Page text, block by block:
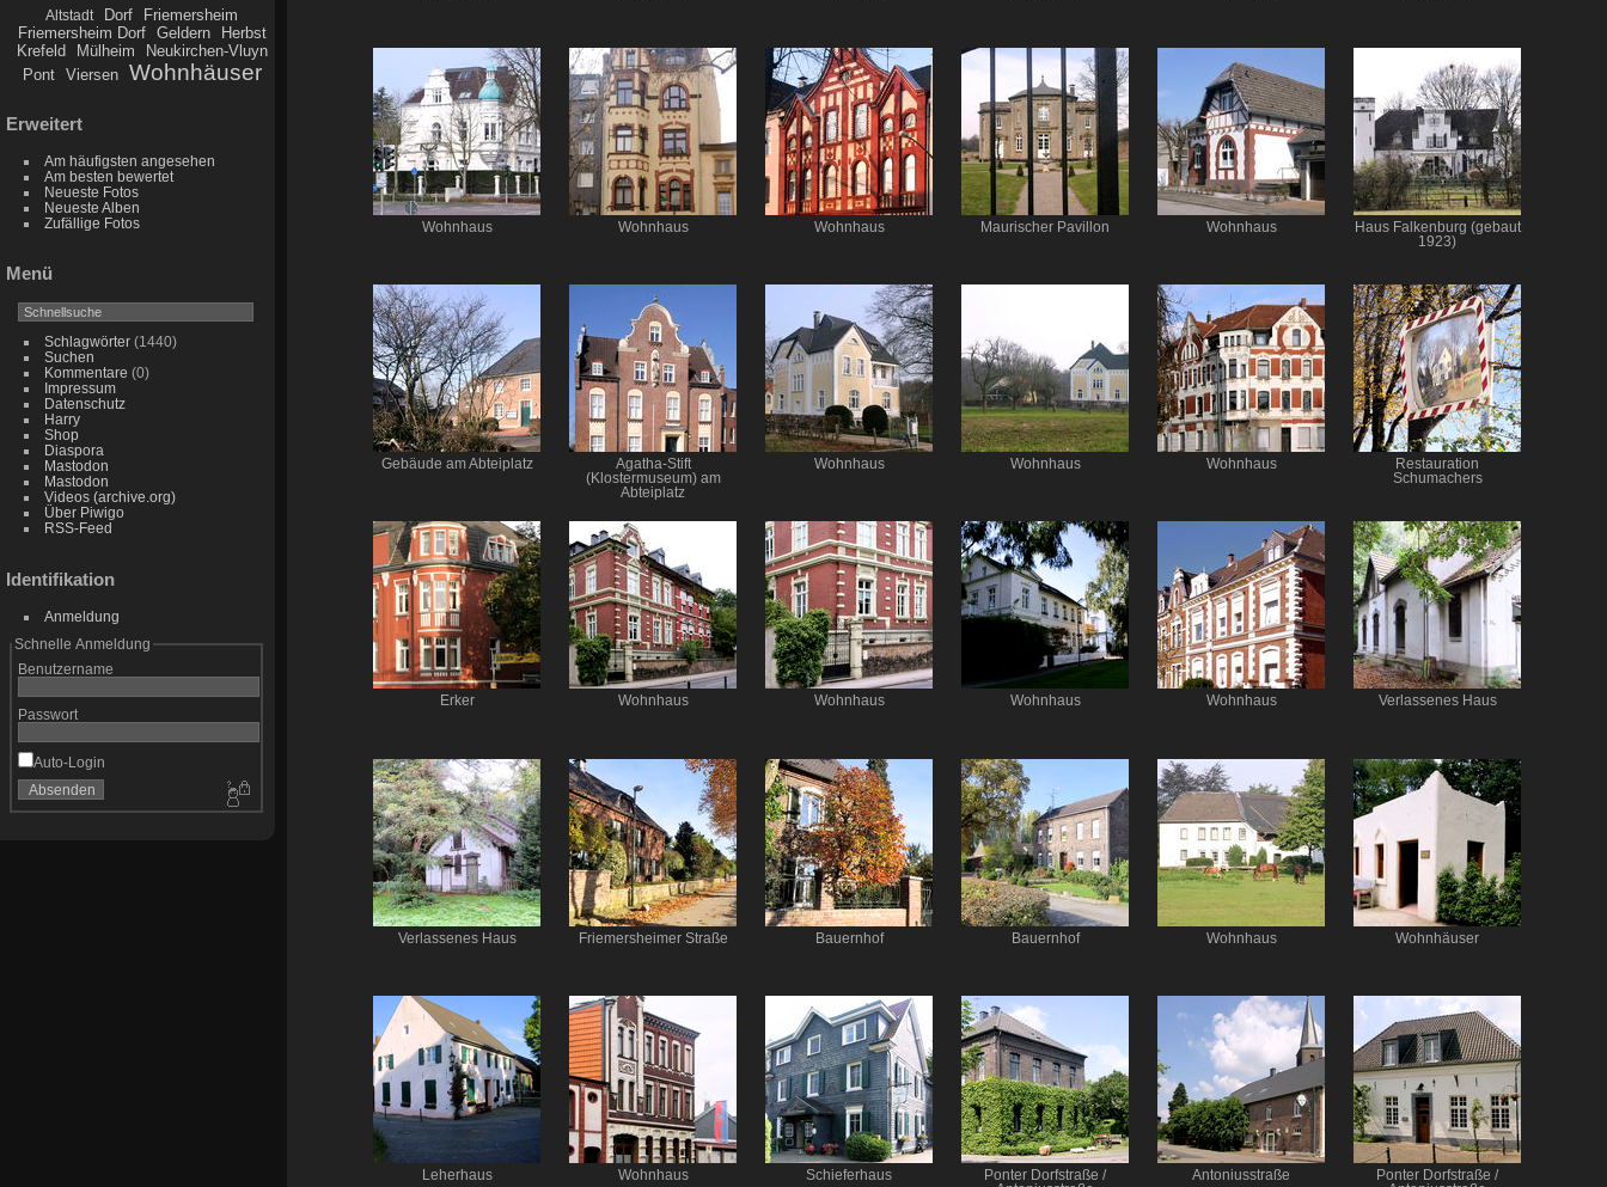
Altstadt Dorf
Friemersheim
Friemersheim Dorf
Geldern
Herbst
Krefeld
Mülheim
Neukirchen-Vluyn
Pont
Viersen Wohnhäuser
Erweitert
Am häufigsten angesehen
Am besten bewertet
Neueste Fotos
Neueste Alben
Zufällige Fotos
Menü
Schlagwörter(1440)
Suchen
Kommentare (0)
Impressum
Datenschutz
Harry
Shop
Diaspora
Mastodon
Mastodon
Videos (archive.org)
Über Piwigo
RSS-Feed
Identifikation
Anmeldung
Schnelle Anmeldung
Benutzername
Passwort
Auto-Login
Wohnhaus Wohnhaus Wohnhaus Maurischer Pavillon Wohnhaus
Haus Falkenburg (gebaut
1923)
Gebäude am Abteiplatz
Agatha-Stift
(Klostermuseum) am
Abteiplatz
Wohnhaus Wohnhaus Wohnhaus
Restauration
Schumachers
Erker Wohnhaus Wohnhaus Wohnhaus Wohnhaus Verlassenes Haus
Verlassenes Haus Friemersheimer Straße Bauernhof Bauernhof Wohnhaus Wohnhäuser
Leherhaus Wohnhaus Schieferhaus
Ponter Dorfstraße /
Antoniusstraße
Ponter Dorfstraße /